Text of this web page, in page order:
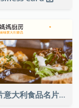
黃色食品照片意大利食品名片